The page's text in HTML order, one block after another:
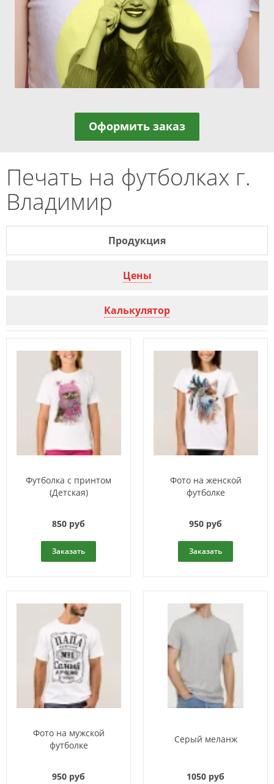
Оформить заказ
Печать на футболках г.
Владимир
Продукция
Цены
Калькулятор
Футболка с принтом
(Детская)
850 руб
Заказать
Фото на женской
футболке
950 руб
Заказать
Фото на мужской
футболке
950 руб
Серый меланж
1050 руб